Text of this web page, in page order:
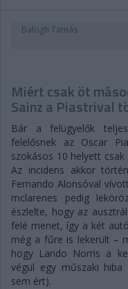
Balogh Tamás
Miért csak öt
Sainz a Piastrival
Bár a felügyelők
felelősnek az Oscar
szokásos 10 helyett
Az incidens akkor
Fernando Alonsóval
mclarenes pedig
észlelte, hogy az
felé menet, így a két
még a fűre is lekerült –
hogy Lando Norris a
végül egy műszaki
sem ért).